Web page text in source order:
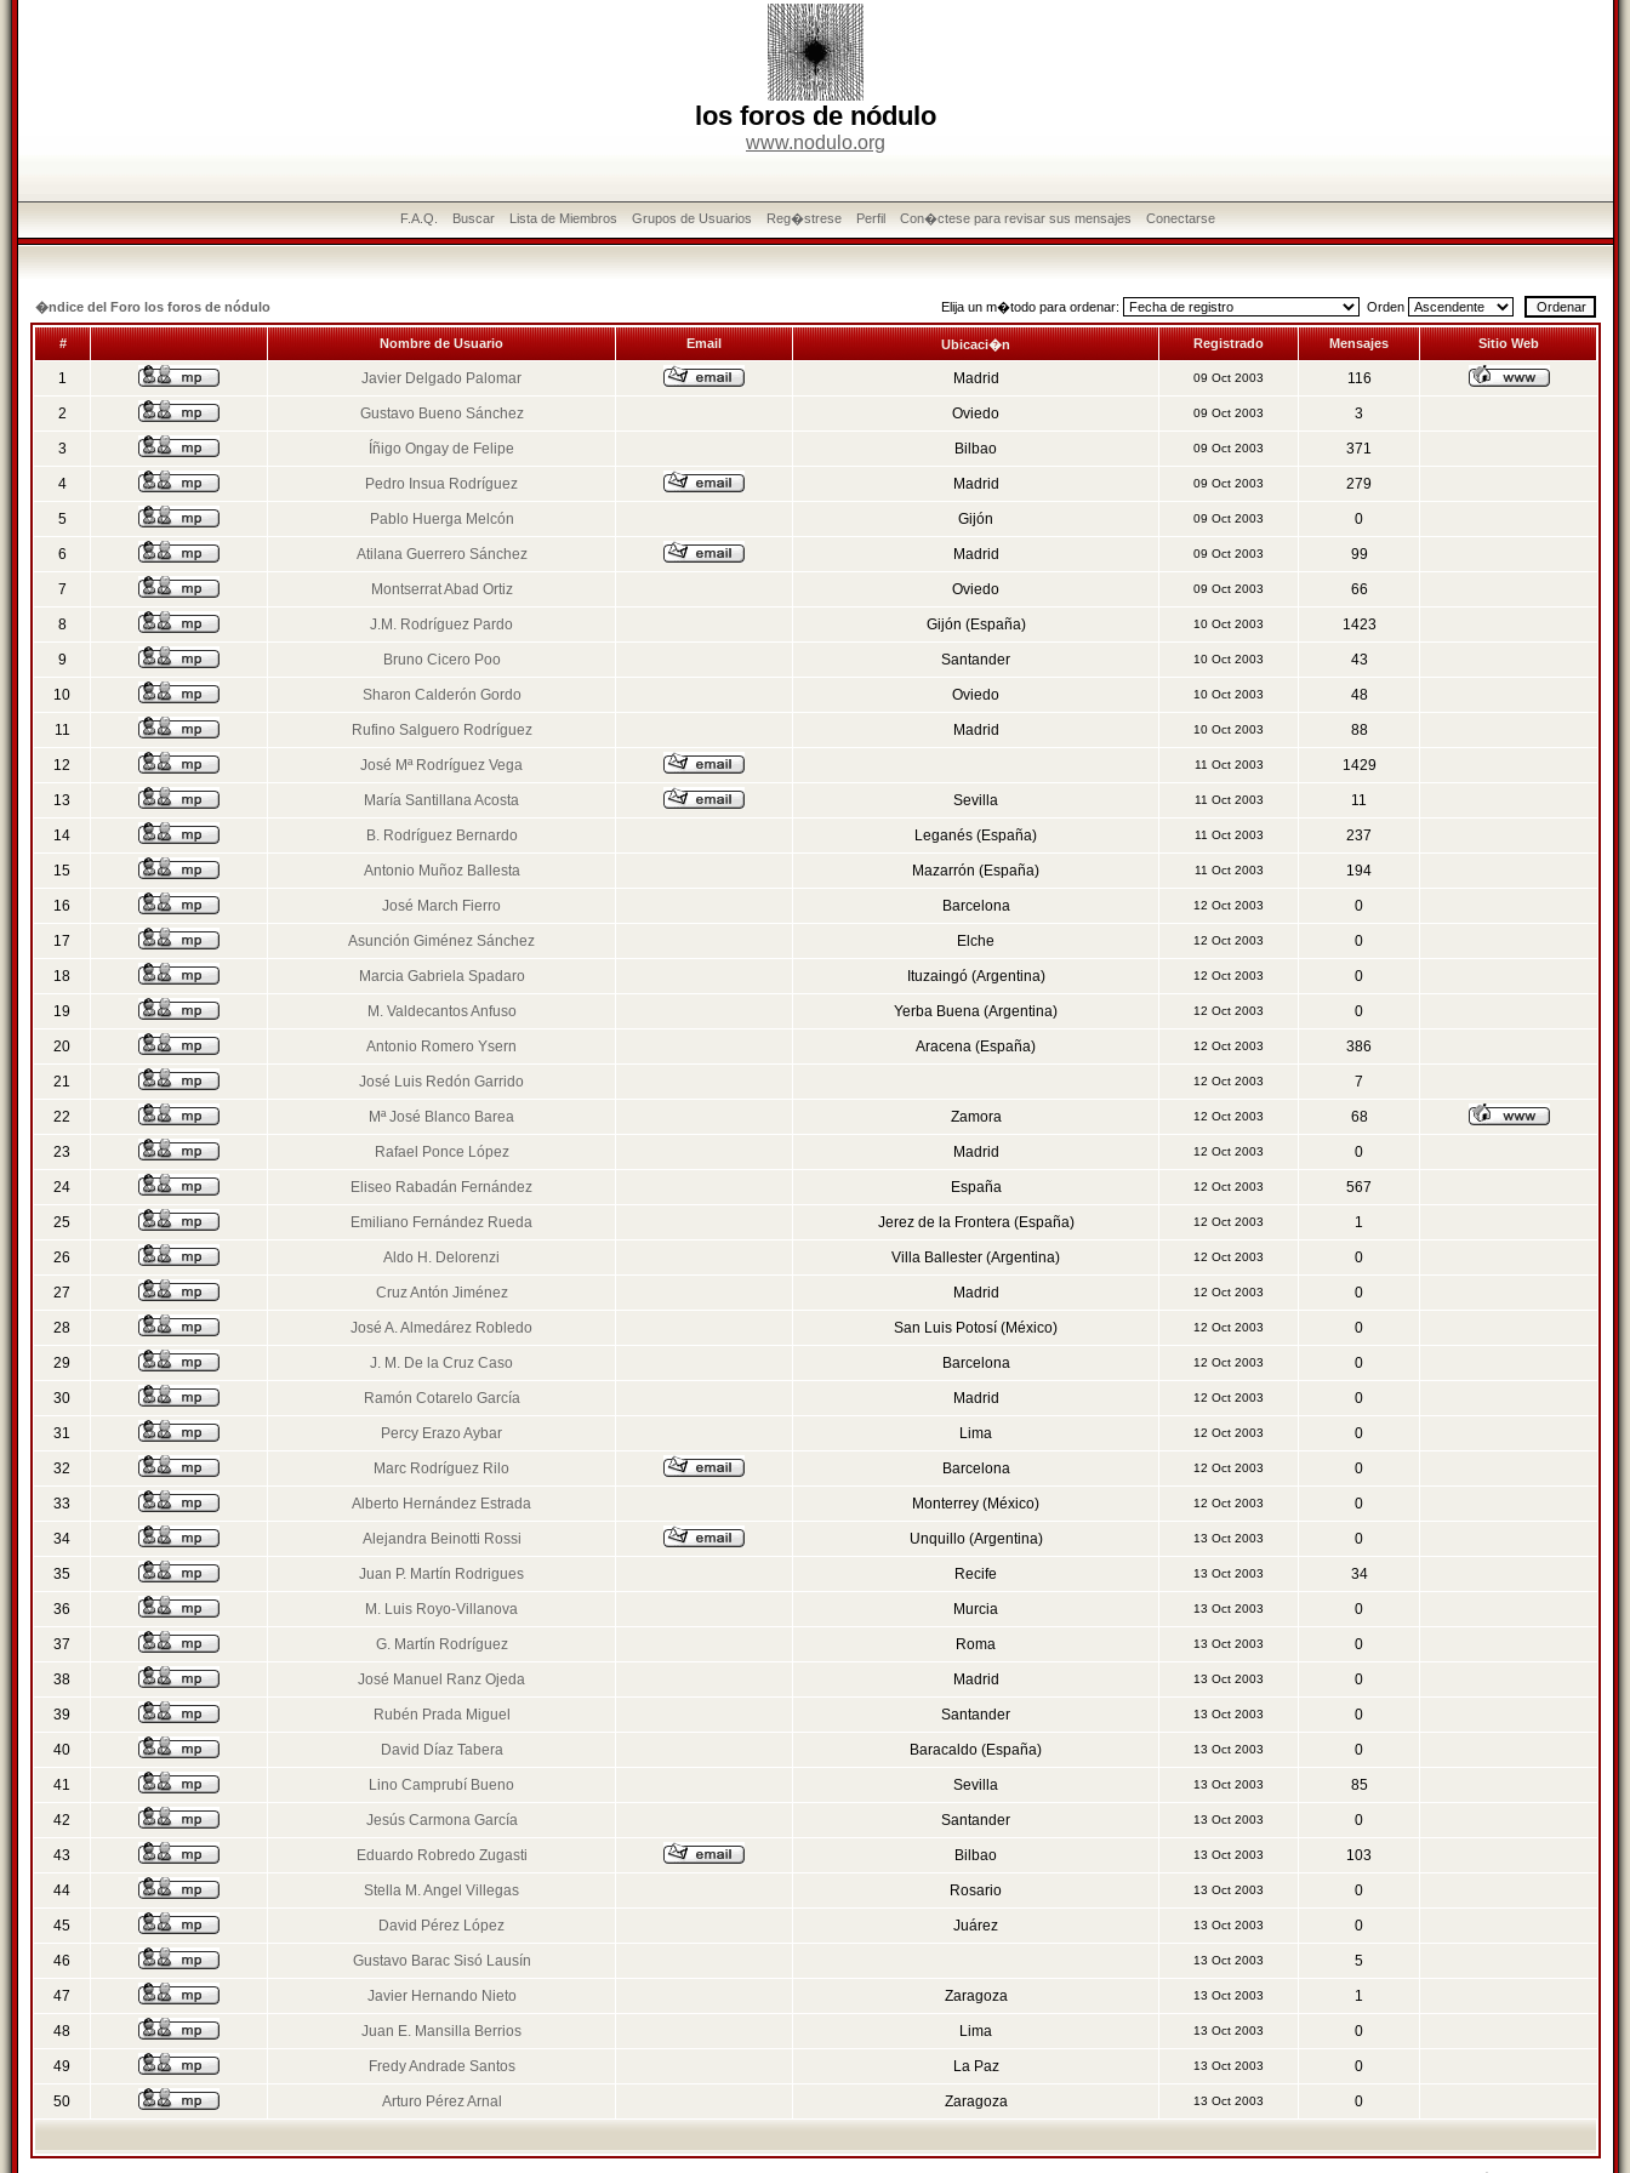
los foros de nódulo
www.nodulo.org
F.A.Q. Buscar Lista de Miembros Grupos de Usuarios Reg�strese Perfil Con�ctese para revisar sus mensajes Conectarse
�ndice del Foro los foros de nódulo Elija un m�todo para ordenar: Orden
# Nombre de Usuario Email Ubicaci�n Registrado Mensajes Sitio Web
1 Javier Delgado Palomar Madrid 09 Oct 2003 116
2 Gustavo Bueno Sánchez Oviedo 09 Oct 2003 3
3 Íñigo Ongay de Felipe Bilbao 09 Oct 2003 371
4 Pedro Insua Rodríguez Madrid 09 Oct 2003 279
5 Pablo Huerga Melcón Gijón 09 Oct 2003 0
6 Atilana Guerrero Sánchez Madrid 09 Oct 2003 99
7 Montserrat Abad Ortiz Oviedo 09 Oct 2003 66
8 J.M. Rodríguez Pardo Gijón (España) 10 Oct 2003 1423
9 Bruno Cicero Poo Santander 10 Oct 2003 43
10 Sharon Calderón Gordo Oviedo 10 Oct 2003 48
11 Rufino Salguero Rodríguez Madrid 10 Oct 2003 88
12 José Mª Rodríguez Vega 11 Oct 2003 1429
13 María Santillana Acosta Sevilla 11 Oct 2003 11
14 B. Rodríguez Bernardo Leganés (España) 11 Oct 2003 237
15 Antonio Muñoz Ballesta Mazarrón (España) 11 Oct 2003 194
16 José March Fierro Barcelona 12 Oct 2003 0
17 Asunción Giménez Sánchez Elche 12 Oct 2003 0
18 Marcia Gabriela Spadaro Ituzaingó (Argentina) 12 Oct 2003 0
19 M. Valdecantos Anfuso Yerba Buena (Argentina) 12 Oct 2003 0
20 Antonio Romero Ysern Aracena (España) 12 Oct 2003 386
21 José Luis Redón Garrido 12 Oct 2003 7
22 Mª José Blanco Barea Zamora 12 Oct 2003 68
23 Rafael Ponce López Madrid 12 Oct 2003 0
24 Eliseo Rabadán Fernández España 12 Oct 2003 567
25 Emiliano Fernández Rueda Jerez de la Frontera (España) 12 Oct 2003 1
26 Aldo H. Delorenzi Villa Ballester (Argentina) 12 Oct 2003 0
27 Cruz Antón Jiménez Madrid 12 Oct 2003 0
28 José A. Almedárez Robledo San Luis Potosí (México) 12 Oct 2003 0
29 J. M. De la Cruz Caso Barcelona 12 Oct 2003 0
30 Ramón Cotarelo García Madrid 12 Oct 2003 0
31 Percy Erazo Aybar Lima 12 Oct 2003 0
32 Marc Rodríguez Rilo Barcelona 12 Oct 2003 0
33 Alberto Hernández Estrada Monterrey (México) 12 Oct 2003 0
34 Alejandra Beinotti Rossi Unquillo (Argentina) 13 Oct 2003 0
35 Juan P. Martín Rodrigues Recife 13 Oct 2003 34
36 M. Luis Royo-Villanova Murcia 13 Oct 2003 0
37 G. Martín Rodríguez Roma 13 Oct 2003 0
38 José Manuel Ranz Ojeda Madrid 13 Oct 2003 0
39 Rubén Prada Miguel Santander 13 Oct 2003 0
40 David Díaz Tabera Baracaldo (España) 13 Oct 2003 0
41 Lino Camprubí Bueno Sevilla 13 Oct 2003 85
42 Jesús Carmona García Santander 13 Oct 2003 0
43 Eduardo Robredo Zugasti Bilbao 13 Oct 2003 103
44 Stella M. Angel Villegas Rosario 13 Oct 2003 0
45 David Pérez López Juárez 13 Oct 2003 0
46 Gustavo Barac Sisó Lausín 13 Oct 2003 5
47 Javier Hernando Nieto Zaragoza 13 Oct 2003 1
48 Juan E. Mansilla Berrios Lima 13 Oct 2003 0
49 Fredy Andrade Santos La Paz 13 Oct 2003 0
50 Arturo Pérez Arnal Zaragoza 13 Oct 2003 0